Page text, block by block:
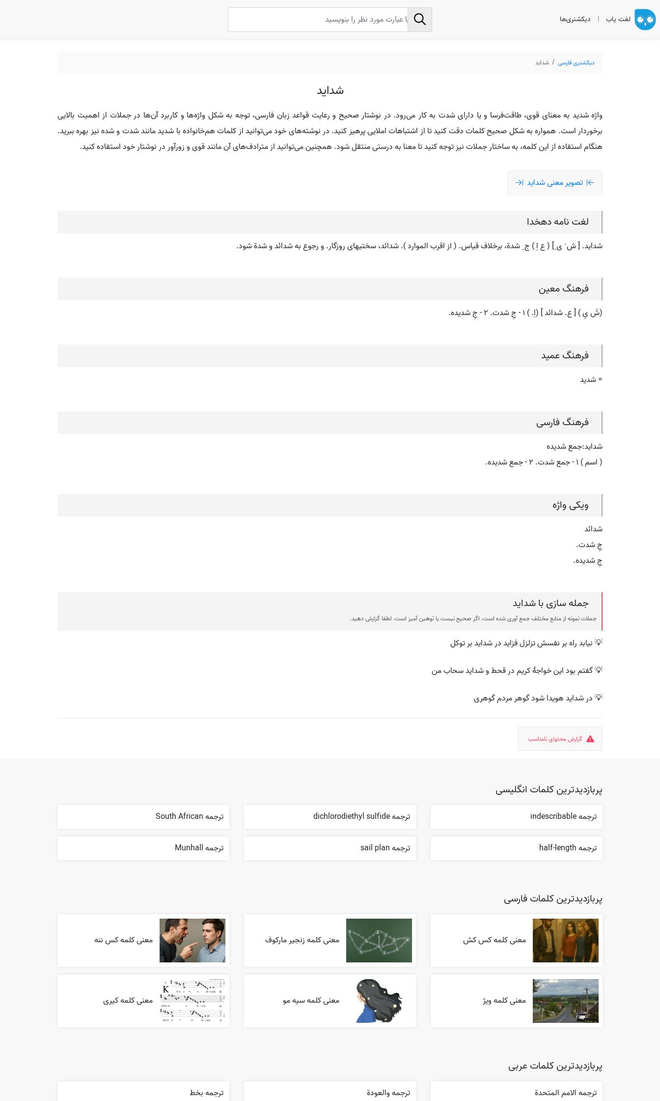
لغت یاب | دیکشنری‌ها
دیکشنری فارسی شداید
شداید
واژه شدید به معنای قوی، طاقت‌فرسا و یا دارای شدت به کار می‌رود. در نوشتار صحیح و رعایت قواعد زبان فارسی، توجه به شکل واژه‌ها و کاربرد آن‌ها در جملات از اهمیت بالایی
برخوردار است. همواره به شکل صحیح کلمات دقت کنید تا از اشتباهات املایی پرهیز کنید. در نوشته‌های خود می‌توانید از کلمات هم‌خانواده با شدید مانند شدت و شده نیز بهره ببرید.
هنگام استفاده از این کلمه، به ساختار جملات نیز توجه کنید تا معنا به درستی منتقل شود. همچنین می‌توانید از مترادف‌های آن مانند قوی و زورآور در نوشتار خود استفاده کنید.
تصویر معنی شداید
لغت نامه دهخدا
شداید. [ ش َ ی ِ] ( ع اِ ) ج ِ شدة، برخلاف قیاس. ( از اقرب الموارد ). شدائد، سختیهای روزگار. و رجوع به شدائد و شدة شود.
فرهنگ معین
(شَ یِ ) [ ع. شدائد ] (اِ. ) ۱ - جِ شدت. ۲ - جِ شدیده.
فرهنگ عمید
= شدید
فرهنگ فارسی
شداید:جمع شدیده
( اسم ) ۱ - جمع شدت. ۲ - جمع شدیده.
ویکی واژه
شدائد
جِ شدت.
جِ شدیده.
جمله سازی با شداید
جملات نمونه از منابع مختلف جمع آوری شده است، اگر صحیح نیست یا توهین آمیز است، لطفا گزارش دهید.
💡 نیابد راه بر نفسش تزلزل فزاید در شداید بر توکل
💡 گفتم بود این خواجهٔ کریم در قحط و شداید سحاب من
💡 در شداید هویدا شود گوهر مردم گوهری
گزارش محتوای نامناسب
پربازدیدترین کلمات انگلیسی
ترجمه indescribable ترجمه dichlorodiethyl sulfide ترجمه South African
ترجمه half-length ترجمه sail plan ترجمه Munhall
پربازدیدترین کلمات فارسی
معنی کلمه کس کش معنی کلمه زنجیر مارکوف معنی کلمه کس ننه
معنی کلمه ویژ معنی کلمه سیه مو معنی کلمه کیری
پربازدیدترین کلمات عربی
ترجمه الامم المتحدة ترجمه والعودة ترجمه بخط